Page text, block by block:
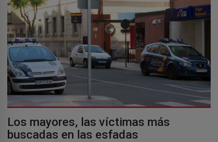
Los mayores, las víctimas más
buscadas en las esfadas